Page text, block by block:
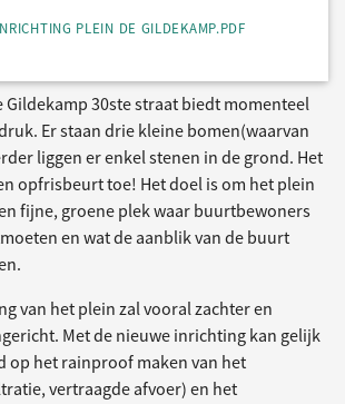
PLEIN DE GILDEKAMP.PDF
Gildekamp 30ste straat biedt momenteel
Er staan drie kleine bomen(waarvan
liggen er enkel stenen in de grond. Het
opfrisbeurt toe! Het doel is om het plein
fijne, groene plek waar buurtbewoners
en wat de aanblik van de buurt
van het plein zal vooral zachter en
Met de nieuwe inrichting kan gelijk
op het rainproof maken van het
vertraagde afvoer) en het